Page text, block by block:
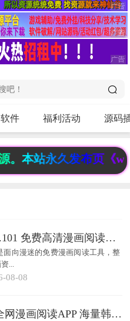
件 福利活动 源码
本站永久发布页《
趣云漫 v19.4.101 免费高清漫画阅读APP
...
08-08
青漫 v4.3.6 全网漫画阅读APP 海量韩漫国漫离线缓存工具